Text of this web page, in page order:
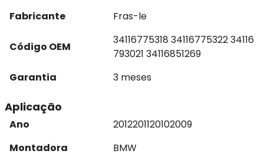
Fabricante Fras-le
Código OEM
34116775318 34116775322 34116
793021 34116851269
Garantia
3 meses
Aplicação
Ano 2012201120102009
Montadora
BMW